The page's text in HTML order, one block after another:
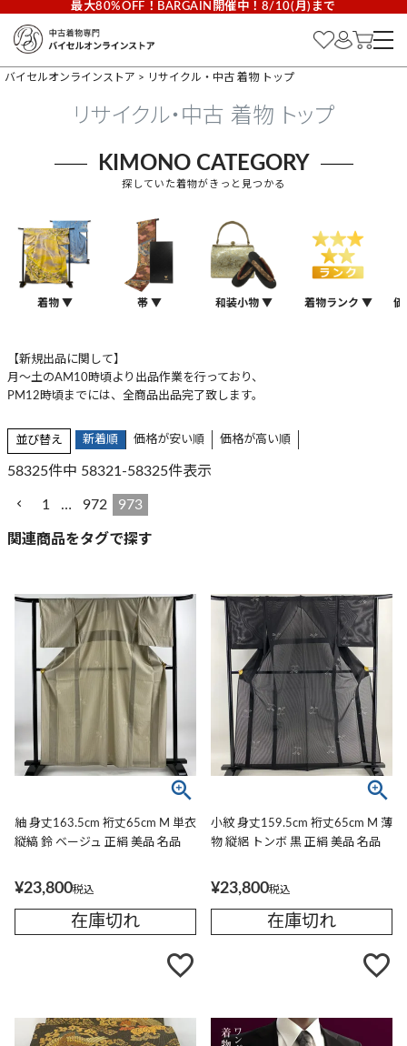
最大80%OFF！BARGAIN開催中！8/10(月)まで
バイセルオンラインストア リサイクル・中古 着物 トップ
リサイクル・中古 着物 トップ
KIMONO CATEGORY
探していた着物がきっと見つかる
着物 ▼ 帯 ▼ 和装小物 ▼ 着物ランク ▼ 価
【新規出品に関して】
月～土のAM10時頃より出品作業を行っており、
PM12時頃までには、全商品出品完了致します。
並び替え 新着順 価格が安い順 価格が高い順
58325件中 58321 -58325件表示
1 … 972 973
紬 身丈163.5cm 裄丈65cm M 単衣
縦縞 鈴 ベージュ 正絹 美品 名品
¥23,800税込
在庫切れ
小紋 身丈159.5cm 裄丈65cm M 薄
物 縦絽 トンボ 黒 正絹 美品 名品
¥23,800税込
在庫切れ